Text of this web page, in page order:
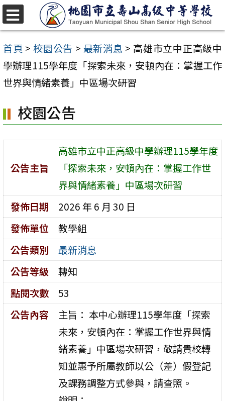
跳
至
主
要
內
區
首頁 > 校園公告 > 最新消息 > 高雄市立中正高級中
學辦理115學年度「探索未來，安頓內在：掌握工作
世界與情緒素養」中區場次研習
校園公告
公告主旨
高雄市立中正高級中學辦理115學年度
「探索未來，安頓內在：掌握工作世
界與情緒素養」中區場次研習
發佈日期
2026 年 6 月 30 日
發佈單位
教學組
公告類別
最新消息
公告等級
轉知
點閱次數
53
公告內容
主旨： 本中心辦理115學年度「探索
未來，安頓內在：掌握工作世界與情
緒素養」中區場次研習，敬請貴校轉
知並惠予所屬教師以公（差）假登記
及課務調整方式參與，請查照。
選
單